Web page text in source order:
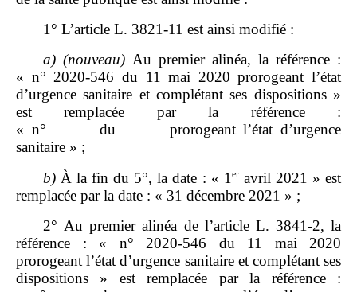
1° L’article L. 3821‑11 est ainsi modifié :
a) (nouveau) Au premier alinéa, la référence :
« n° 2020‑546 du 11 mai 2020 prorogeant l’état
d’urgence sanitaire et complétant ses dispositions »
est remplacée par la référence :
« n° du prorogeant l’état d’urgence
sanitaire » ;
b) À la fin du 5°, la date : « 1 eravril 2021 » est
remplacée par la date : « 31 décembre 2021 » ;
2° Au premier alinéa de l’article L. 3841‑2, la
référence : « n° 2020‑546 du 11 mai 2020
prorogeant l’état d’urgence sanitaire et complétant ses
dispositions » est remplacée par la référence :